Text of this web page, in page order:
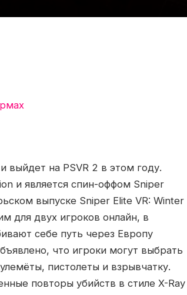
выйдет на PSVR 2 в этом году.
и является спин-оффом Sniper
выпуске Sniper Elite VR: Winter
для двух игроков онлайн, в
себе путь через Европу
что игроки могут выбрать
пистолеты и взрывчатку.
повторы убийств в стиле X-Ray